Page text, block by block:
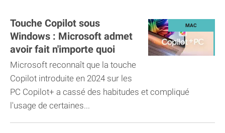
Touche Copilot sous
Windows : Microsoft admet
avoir fait n'importe quoi
Microsoft reconnaît que la touche
Copilot introduite en 2024 sur les
PC Copilot+ a cassé des habitudes et compliqué
l'usage de certaines...